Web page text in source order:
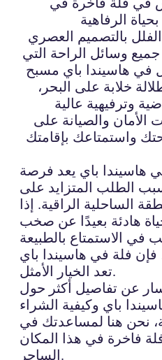
الرفاهية
بالتصميم العصري
جميع وسائل الراحة التي
في هاسيندا باي مسبح
خلابة على البحر،
وترفيهية عالية
الأمان والصيانة على
واستمتاعك بإقامتك
هاسيندا باي يعد فرصة
الطلب المتزايد على
الساحلية الراقية. إذا
هادئة بعيدًا عن صخب
في الاستمتاع بالطبيعة
فإن فلة في هاسيندا باي
تعد الخيار الأمثل.
عن تفاصيل أكثر حول
باي وكيفية الشراء
نحن هنا لمساعدتك في
فاخرة في هذا المكان
الساحر.